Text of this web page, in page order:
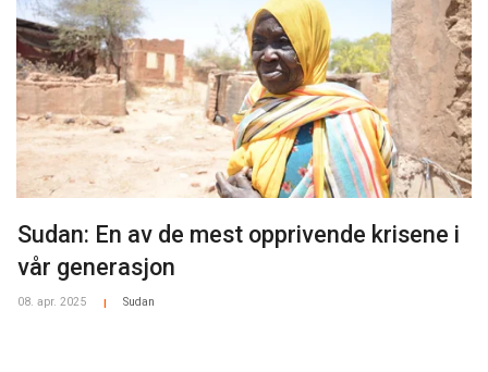
Sudan: En av de mest opprivende krisene i
vår generasjon
08. apr. 2025 Sudan